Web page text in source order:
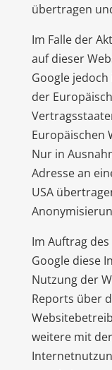
übertragen
Im Falle der
auf dieser
Google
der
Europäischen
Nur in
Adresse an
USA
Im Auftrag
Google diese
Nutzung der
Reports über
weitere mit